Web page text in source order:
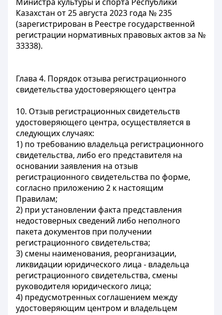
Казахстан от 25 августа 2023 года № 235
(зарегистрирован в Реестре государственной
регистрации нормативных правовых актов за №
33338).
Глава 4. Порядок отзыва регистрационного
свидетельства удостоверяющего центра
10. Отзыв регистрационных свидетельств
удостоверяющего центра, осуществляется в
следующих случаях:
1) по требованию владельца регистрационного
свидетельства, либо его представителя на
основании заявления на отзыв
регистрационного свидетельства по форме,
согласно приложению 2 к настоящим
Правилам;
2) при установлении факта представления
недостоверных сведений либо неполного
пакета документов при получении
регистрационного свидетельства;
3) смены наименования, реорганизации,
ликвидации юридического лица - владельца
регистрационного свидетельства, смены
руководителя юридического лица;
4) предусмотренных соглашением между
удостоверяющим центром и владельцем